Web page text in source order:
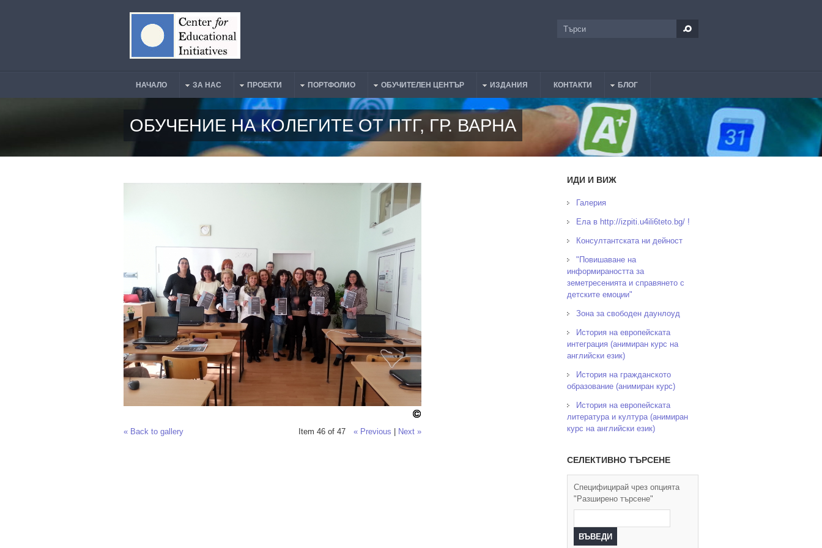
Търси
Main Menu
НАЧАЛО ЗА НАС ПРОЕКТИ ПОРТФОЛИО ОБУЧИТЕЛЕН ЦЕНТЪР ИЗДАНИЯ КОНТАКТИ БЛОГ
ОБУЧЕНИЕ НА КОЛЕГИТЕ ОТ ПТГ, ГР. ВАРНА
« Back to gallery Item 46 of 47 « Previous Next »
ИДИ И ВИЖ
Галерия
Ела в http://izpiti.u4ili6teto.bg/ !
Консултантската ни дейност
"Повишаване на
информираността за
земетресенията и справянето с
детските емоции"
Зона за свободен даунлоуд
История на европейската
интеграция (анимиран курс на
английски език)
История на гражданското
образование (анимиран курс)
История на европейската
литература и култура (анимиран
курс на английски език)
СЕЛЕКТИВНО ТЪРСЕНЕ
Специфицирай чрез опцията
"Разширено търсене"